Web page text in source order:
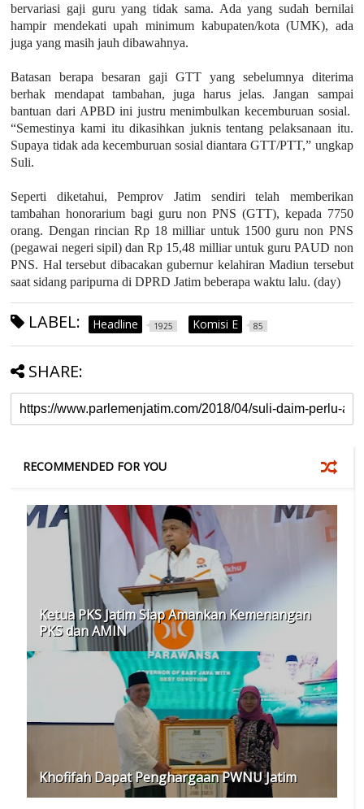
bervariasi gaji guru yang tidak sama. Ada yang sudah bernilai
hampir mendekati upah minimum kabupaten/kota (UMK), ada
juga yang masih jauh dibawahnya.
Batasan berapa besaran gaji GTT yang sebelumnya diterima
berhak mendapat tambahan, juga harus jelas. Jangan sampai
bantuan dari APBD ini justru menimbulkan kecemburuan sosial.
“Semestinya kami itu dikasihkan juknis tentang pelaksanaan itu.
Supaya tidak ada kecemburuan sosial diantara GTT/PTT,” ungkap
Suli.
Seperti diketahui, Pemprov Jatim sendiri telah memberikan
tambahan honorarium bagi guru non PNS (GTT), kepada 7750
orang. Dengan rincian Rp 18 milliar untuk 1500 guru non PNS
(pegawai negeri sipil) dan Rp 15,48 milliar untuk guru PAUD non
PNS. Hal tersebut dibacakan gubernur kelahiran Madiun tersebut
saat sidang paripurna di DPRD Jatim beberapa waktu lalu. (day)
LABEL: Headline 1925 Komisi E 85
SHARE:
RECOMMENDED FOR YOU
Ketua PKS Jatim Siap Amankan Kemenangan
PKS dan AMIN
Khofifah Dapat Penghargaan PWNU Jatim